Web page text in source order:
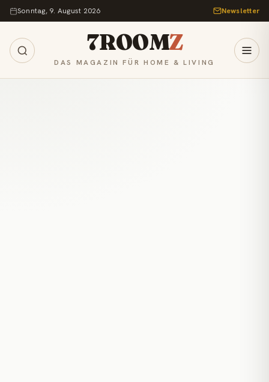
Zum Inhalt springen
Sonntag, 9. August 2026 Newsletter
7ROOMZ
DAS MAGAZIN FÜR HOME & LIVING